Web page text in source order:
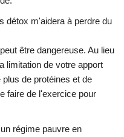
détox m'aidera à perdre du
être dangereuse. Au lieu
limitation de votre apport
de protéines et de
faire de l'exercice pour
régime pauvre en